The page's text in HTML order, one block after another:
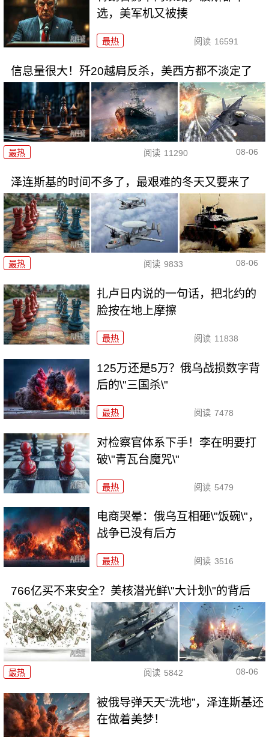
选，美军机又被揍
最热 阅读 16591
信息量很大！歼20越肩反杀，美西方都不淡定了
最热 阅读 11290 08-06
泽连斯基的时间不多了，最艰难的冬天又要来了
最热 阅读 9833 08-06
扎卢日内说的一句话，把北约的
脸按在地上摩擦
最热 阅读 11838
125万还是5万？俄乌战损数字背
后的\"三国杀\"
最热 阅读 7478
对检察官体系下手！李在明要打
破\"青瓦台魔咒\"
最热 阅读 5479
电商哭晕：俄乌互相砸\"饭碗\"，
战争已没有后方
最热 阅读 3516
766亿买不来安全？美核潜光鲜\"大计划\"的背后
最热 阅读 5842 08-06
被俄导弹天天“洗地”，泽连斯基还
在做着美梦！